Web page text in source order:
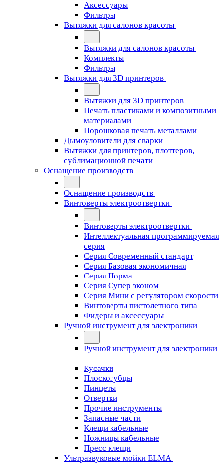
Аксессуары
Фильтры
Вытяжки для салонов красоты
Вытяжки для салонов красоты
Комплекты
Фильтры
Вытяжки для 3D принтеров
Вытяжки для 3D принтеров
Печать пластиками и композитными
материалами
Порошковая печать металлами
Дымоуловители для сварки
Вытяжки для принтеров, плоттеров,
сублимационной печати
Оснащение производств
Оснащение производств
Винтоверты электроотвертки
Винтоверты электроотвертки
Интеллектуальная программируемая
серия
Серия Современный стандарт
Серия Базовая экономичная
Серия Норма
Серия Cупер эконом
Серия Мини с регулятором скорости
Винтоверты пистолетного типа
Фидеры и аксессуары
Ручной инструмент для электроники
Ручной инструмент для электроники
Кусачки
Плоскогубцы
Пинцеты
Отвертки
Прочие инструменты
Запасные части
Клещи кабельные
Ножницы кабельные
Пресс клещи
Ультразвуковые мойки ELMA